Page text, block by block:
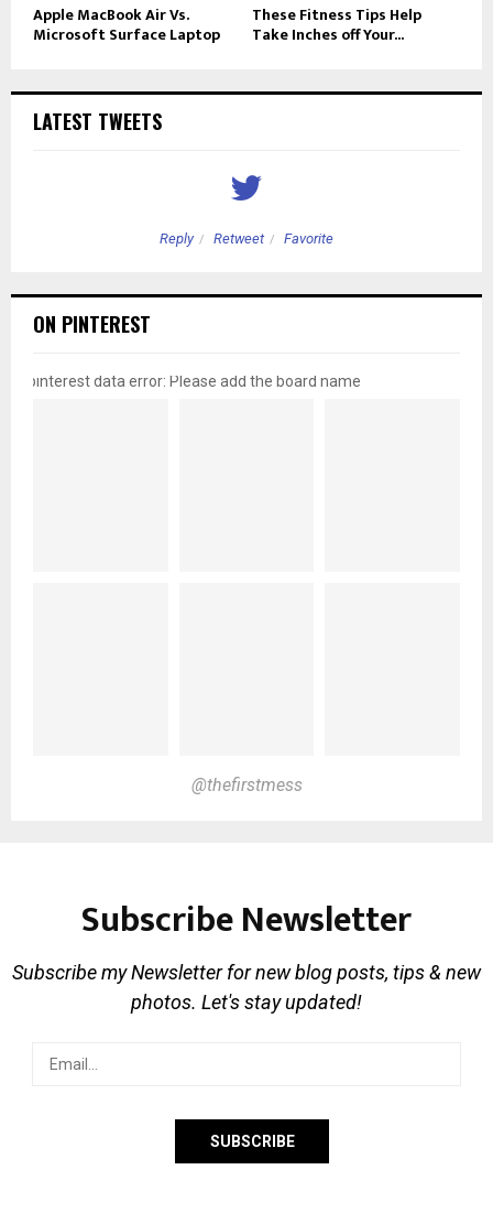
Apple MacBook Air Vs.
Microsoft Surface Laptop
These Fitness Tips Help
Take Inches off Your...
LATEST TWEETS
Reply Retweet Favorite
ON PINTEREST
pinterest data error: Please add the board name
@thefirstmess
Subscribe Newsletter
Subscribe my Newsletter for new blog posts, tips & new
photos. Let's stay updated!